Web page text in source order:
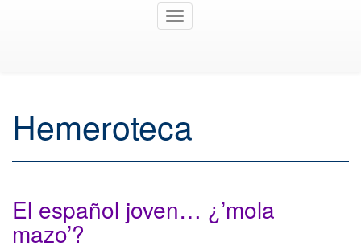
Toggle
Hemeroteca
El español joven… ¿’mola
mazo’?